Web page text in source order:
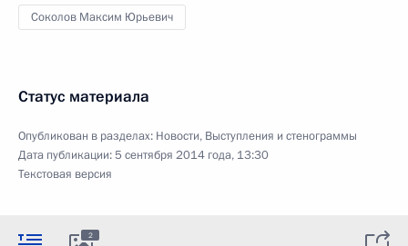
Соколов Максим Юрьевич
Статус материала
Опубликован в разделах: Новости, Выступления и стенограммы
Дата публикации:5 сентября 2014 года, 13:30
Текстовая версия
2